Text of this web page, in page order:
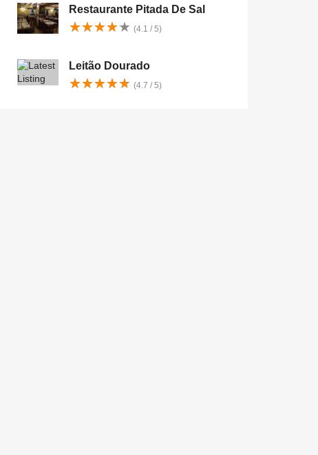
Restaurante Pitada De Sal
★★★★★
★★★★★ (4.1 / 5)
Leitão Dourado
★★★★★
★★★★★ (4.7 / 5)